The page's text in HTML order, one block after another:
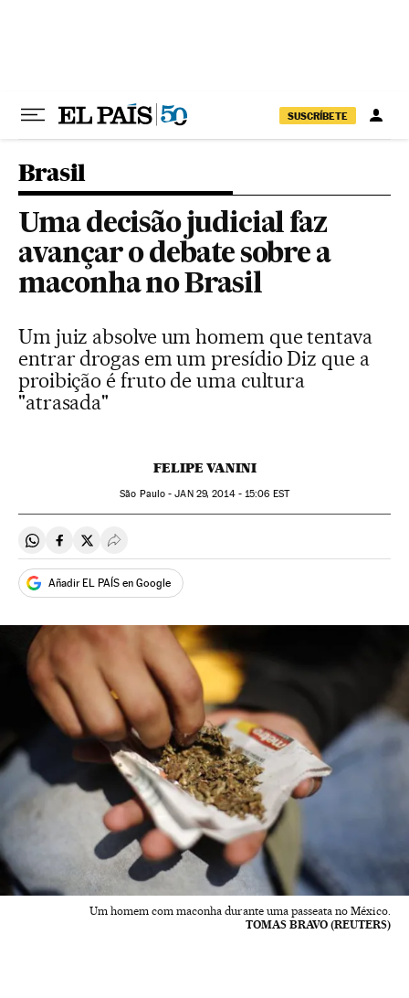
SUSCRÍBETE
Brasil
Uma decisão judicial faz
avançar o debate sobre a
maconha no Brasil
Um juiz absolve um homem que tentava
entrar drogas em um presídio Diz que a
proibição é fruto de uma cultura
"atrasada"
FELIPE VANINI
São Paulo -JAN29, 2014 - 15:06 EST
Compartir en Whatsapp
Compartir en Facebook
Compartir en Twitter
Desplegar Redes Sociales
Añadir EL PAÍS en Google
Um homem com maconha durante uma passeata no México.
TOMAS BRAVO (REUTERS)